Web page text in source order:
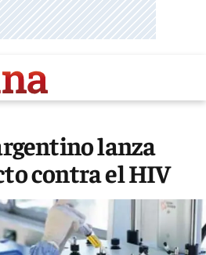
lanza
contra el HIV